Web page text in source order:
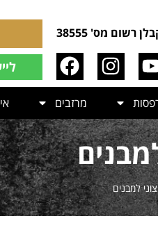
רשום מס' 38555
מרזבים
למבנים